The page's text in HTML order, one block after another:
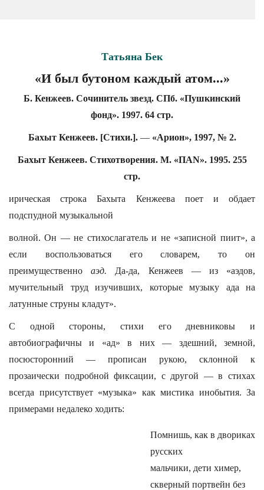
Татьяна Бек
«И был бутоном каждый атом...»
Б. Кенжеев. Сочинитель звезд. СПб. «Пушкинский
фонд». 1997. 64 стр.
Бахыт Кенжеев. [Стихи.].— «Арион», 1997, № 2.
Бахыт Кенжеев. Стихотворения. М. «ПАN». 1995. 255
стр.
ирическая строка Бахыта Кенжеева поет и обдает
подспудной музыкальной
волной. Он — не стихослагатель и не «записной пиит», а
если воспользоваться его словарем, то он
преимущественноаэд. Да-да, Кенжеев — из «аэдов,
мучительный труд изучивших, которые музыку ада на
латунные струны кладут».
С одной стороны, стихи его дневниковы и
автобиографичны и «ад» в них — здешний, земной,
посюсторонний — прописан рукою, склонной к
прозаически подробной фиксации, с другой — в стихах
всегда присутствует «музыка» как мистика инобытия. За
примерами недалеко ходить:
Помнишь, как в двориках
русских
мальчики, дети химер,
скверный портвейн без